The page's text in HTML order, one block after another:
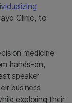
Clinic, to
medicine
hands-on,
speaker
business
exploring their